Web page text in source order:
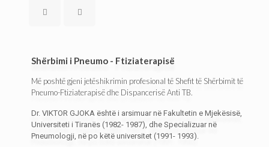
Shërbimi i Pneumo - Ftiziaterapisë
Më poshtë gjeni jetëshikrimin profesional të Shefit të Shërbimit të
Pneumo-Ftiziaterapisë dhe Dispancerisë Anti TB.
Dr. VIKTOR GJOKA është i arsimuar në Fakultetin e Mjekësisë,
Universiteti i Tiranës (1982- 1987), dhe Specializuar në
Pneumologji, në po këtë universitet (1991- 1993).